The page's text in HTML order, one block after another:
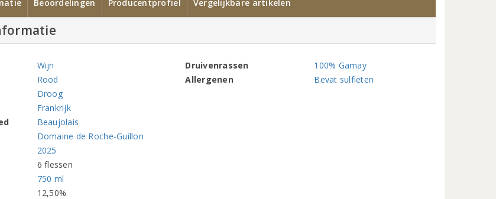
Beoordelingen Producentprofiel Vergelijkbare artikelen
Wijn
Rood
Droog
Frankrijk
Beaujolais
Domaine de Roche-Guillon
2025
6 flessen
750 ml
12,50%
Druivenrassen
100% Gamay
Allergenen
Bevat sulfieten